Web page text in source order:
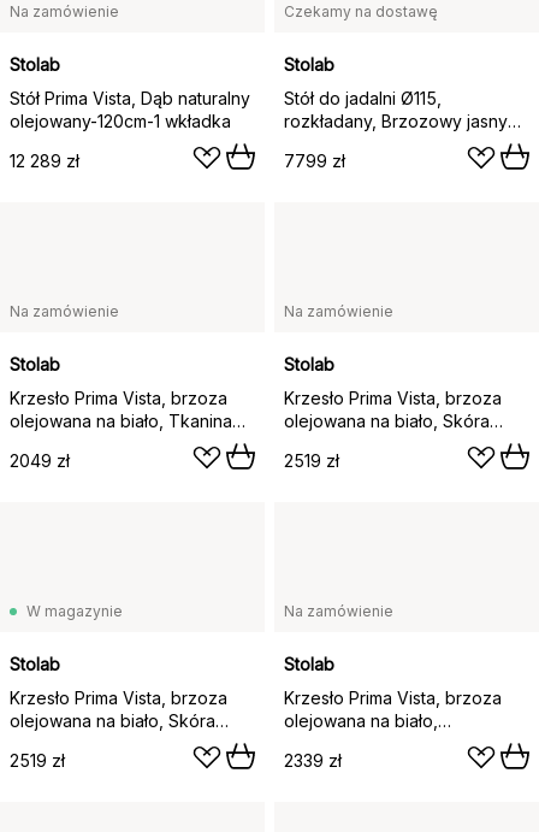
Na zamówienie
Stolab
Stół Prima Vista, Dąb naturalny
olejowany-120cm-1 wkładka
12 289 zł
Czekamy na dostawę
Stolab
Stół do jadalni Ø115,
rozkładany, Brzozowy jasny
7799 zł
Na zamówienie
Stolab
Krzesło Prima Vista, brzoza
olejowana na biało, Tkanina
blues 9202 brązowy-beżowy
2049 zł
Na zamówienie
Stolab
Krzesło Prima Vista, brzoza
olejowana na biało, Skóra
2519 zł
W magazynie
Stolab
Krzesło Prima Vista, brzoza
olejowana na biało, Skóra
2519 zł
Na zamówienie
Stolab
Krzesło Prima Vista, brzoza
olejowana na biało,
V3576/01 szary
2339 zł